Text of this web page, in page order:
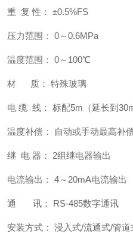
重 复 性： ±0.5%FS
压力范围： 0～0.6MPa
温度范围： 0～100℃
材 质： 特殊玻璃
电 缆 线： 标配5m（延长到
温度补偿： 自动或手动最高补
继 电 器： 2组继电器输出
电流输出： 4～20mA电流输出
通 讯： RS-485数字通讯
安装方式： 浸入式/流通式/管道